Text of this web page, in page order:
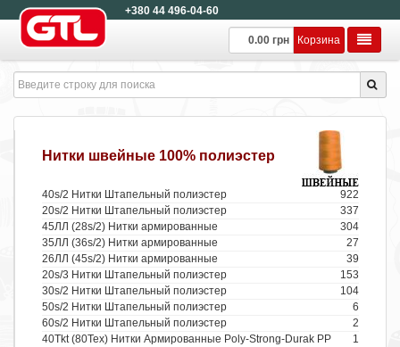
+380 44 496-04-60
0.00 грн Корзина
Нитки швейные 100% полиэстер
922
40s/2 Нитки Штапельный полиэстер
337
20s/2 Нитки Штапельный полиэстер
304
45ЛЛ (28s/2) Нитки армированные
27
35ЛЛ (36s/2) Нитки армированные
39
26ЛЛ (45s/2) Нитки армированные
153
20s/3 Нитки Штапельный полиэстер
104
30s/2 Нитки Штапельный полиэстер
6
50s/2 Нитки Штапельный полиэстер
2
60s/2 Нитки Штапельный полиэстер
1
40Tkt (80Tex) Нитки Армированные Poly-Strong-Durak PP